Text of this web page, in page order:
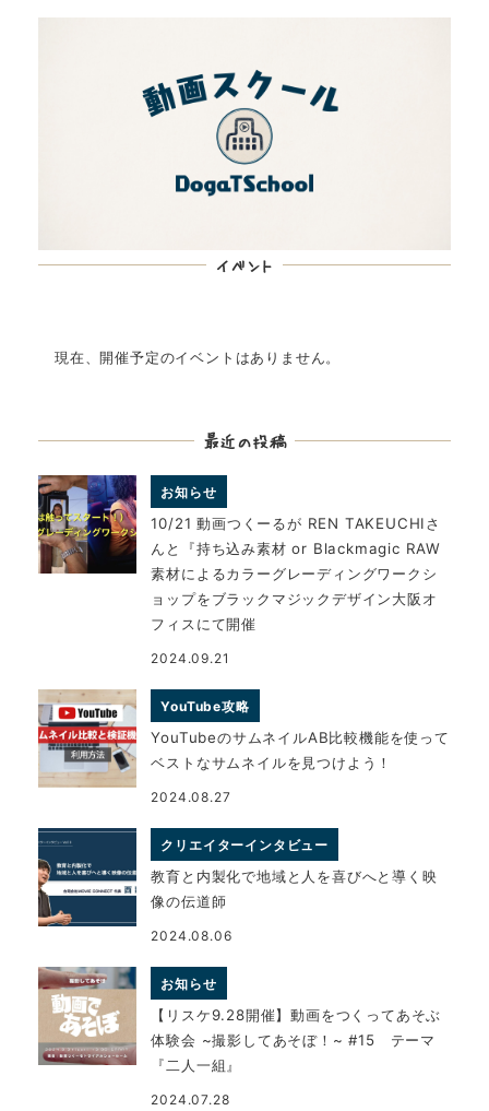
イベント
現在、開催予定のイベントはありません。
最近の投稿
お知らせ
10/21 動画つくーるが REN TAKEUCHIさ
んと『持ち込み素材 or Blackmagic RAW
素材によるカラーグレーディングワークシ
ョップをブラックマジックデザイン大阪オ
フィスにて開催
2024.09.21
YouTube攻略
YouTubeのサムネイルAB比較機能を使って
ベストなサムネイルを見つけよう！
2024.08.27
クリエイターインタビュー
教育と内製化で地域と人を喜びへと導く映
像の伝道師
2024.08.06
お知らせ
【リスケ9.28開催】動画をつくってあそぶ
体験会 ~撮影してあそぼ！~ #15 テーマ
『二人一組』
2024.07.28